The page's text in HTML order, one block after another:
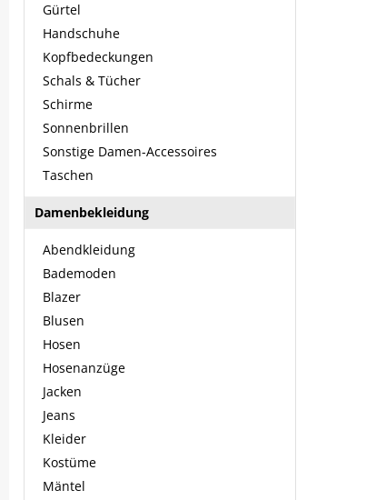
Gürtel
Handschuhe
Kopfbedeckungen
Schals & Tücher
Schirme
Sonnenbrillen
Sonstige Damen-Accessoires
Taschen
Damenbekleidung
Abendkleidung
Bademoden
Blazer
Blusen
Hosen
Hosenanzüge
Jacken
Jeans
Kleider
Kostüme
Mäntel